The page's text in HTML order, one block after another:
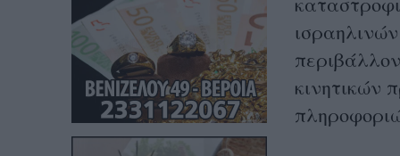
κινητικών